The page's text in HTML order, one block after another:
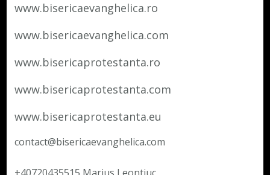
www.bisericaevanghelica.ro
www.bisericaevanghelica.com
www.bisericaprotestanta.ro
www.bisericaprotestanta.com
www.bisericaprotestanta.eu
contact@bisericaevanghelica.com